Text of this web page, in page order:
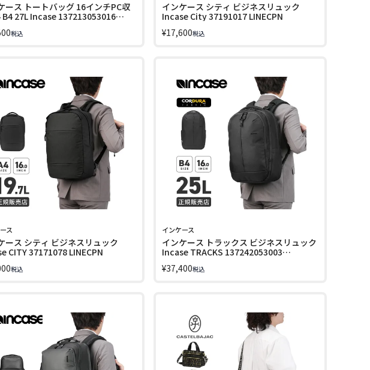
ース トートバッグ 16インチPC収
B4 27L Incase 137213053016
税込
インケース シティ ビジネスリュック
Incase City 37191017 LINECPN
¥17,600税込
ス
ース シティ ビジネスリュック
CITY 37171078 LINECPN
税込
インケース
インケース トラックス ビジネスリュック
Incase TRACKS 137242053003
¥37,400税込